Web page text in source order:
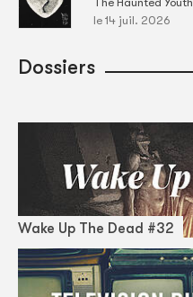
le 14 juil. 2026
Dossiers
Wake Up The Dead #32